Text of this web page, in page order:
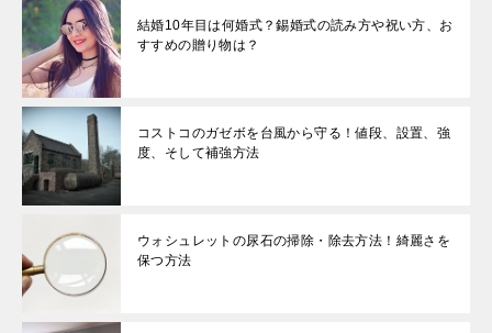
結婚10年目は何婚式？錫婚式の読み方や祝い方、お
すすめの贈り物は？
コストコのガゼボを台風から守る！値段、設置、強
度、そして補強方法
ウォシュレットの尿石の掃除・除去方法！綺麗さを
保つ方法